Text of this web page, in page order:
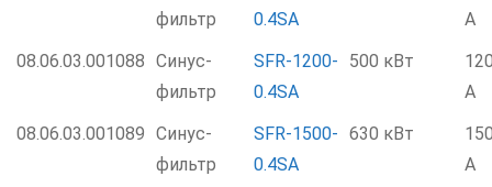
фильтр
0.4SA
А
08.06.03.001088 Синус-
фильтр
SFR-1200-
0.4SA
500 кВт
А
08.06.03.001089 Синус-
фильтр
SFR-1500-
0.4SA
630 кВт
А